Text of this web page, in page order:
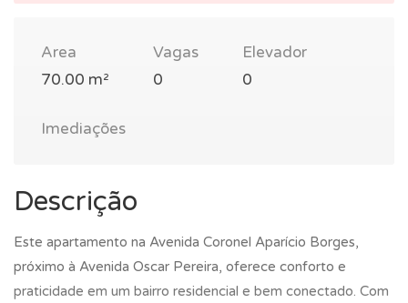
Area
70.00 m²
Vagas
0
Elevador
0
Imediações
Descrição
Este apartamento na Avenida Coronel Aparício Borges,
próximo à Avenida Oscar Pereira, oferece conforto e
praticidade em um bairro residencial e bem conectado. Com